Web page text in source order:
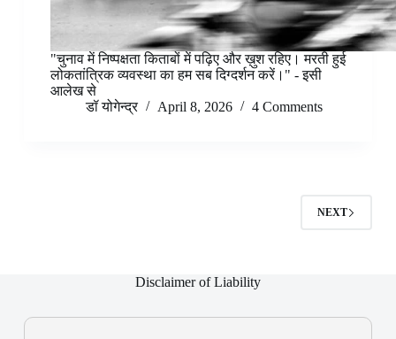
"चुनाव में निष्पक्षता किताबों में पढ़िए और ख़ुश रहिए। मरती हुई
लोकतांत्रिक व्यवस्था का हम सब दिग्दर्शन करें।" - इसी
आलेख से
डॉ योगेन्द्र
April 8, 2026 4 Comments
NEXT
Disclaimer of Liability